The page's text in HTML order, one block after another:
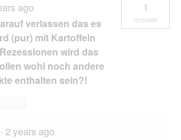
ago
verlassen das es
(pur) mit Kartoffeln
wird das
wohl noch andere
enthalten sein?!
1
answer
· 2 years ago